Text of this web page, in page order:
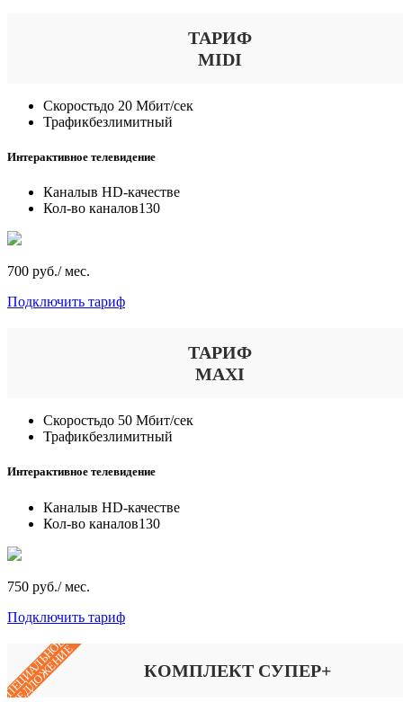
ТАРИФ
MIDI
Скоростьдо 20 Мбит/сек
Трафикбезлимитный
Интерактивное телевидение
Каналыв HD-качестве
Кол-во каналов130
700 руб./ мес.
Подключить тариф
ТАРИФ
MAXI
Скоростьдо 50 Мбит/сек
Трафикбезлимитный
Интерактивное телевидение
Каналыв HD-качестве
Кол-во каналов130
750 руб./ мес.
Подключить тариф
ПРЕДЛОЖЕНИЕ КОМПЛЕКТ СУПЕР+